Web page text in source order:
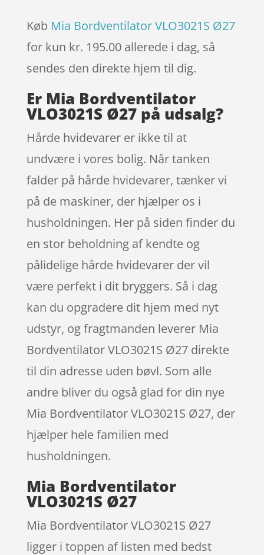
Køb Mia Bordventilator VLO3021S Ø27
for kun kr. 195.00 allerede i dag, så
sendes den direkte hjem til dig.
Er Mia Bordventilator
VLO3021S Ø27 på udsalg?
Hårde hvidevarer er ikke til at
undvære i vores bolig. Når tanken
falder på hårde hvidevarer, tænker vi
på de maskiner, der hjælper os i
husholdningen. Her på siden finder du
en stor beholdning af kendte og
pålidelige hårde hvidevarer der vil
være perfekt i dit bryggers. Så i dag
kan du opgradere dit hjem med nyt
udstyr, og fragtmanden leverer Mia
Bordventilator VLO3021S Ø27 direkte
til din adresse uden bøvl. Som alle
andre bliver du også glad for din nye
Mia Bordventilator VLO3021S Ø27, der
hjælper hele familien med
husholdningen.
Mia Bordventilator
VLO3021S Ø27
Mia Bordventilator VLO3021S Ø27
ligger i toppen af listen med bedst